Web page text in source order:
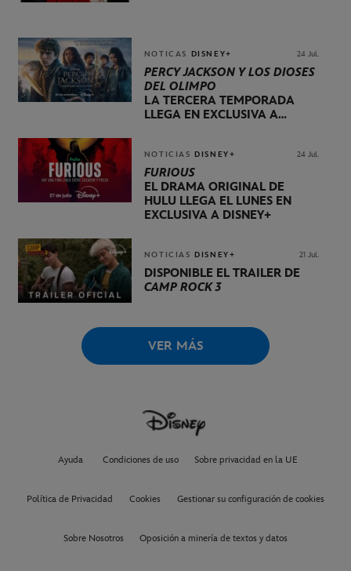
NOTICAS DISNEY+ 24 Jul.
PERCY JACKSON Y LOS DIOSES
DEL OLIMPO
LA TERCERA TEMPORADA
LLEGA EN EXCLUSIVA A
NOTICIAS DISNEY+ 24 Jul.
FURIOUS
EL DRAMA ORIGINAL DE
HULU LLEGA EL LUNES EN
EXCLUSIVA A DISNEY+
NOTICIAS DISNEY+ 21 Jul.
DISPONIBLE EL TRÁILER DE
CAMP ROCK 3
VER MÁS
Ayuda Condiciones de uso Sobre privacidad en la UE
Política de Privacidad Cookies Gestionar su configuración de cookies
Sobre Nosotros Oposición a minería de textos y datos